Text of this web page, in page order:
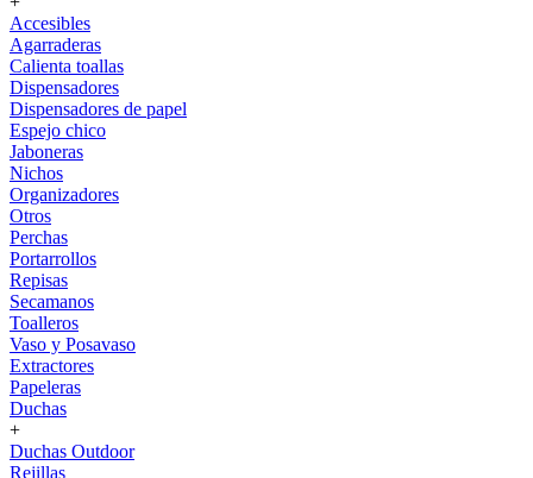
Accesibles
Agarraderas
Calienta toallas
Dispensadores
Dispensadores de papel
Espejo chico
Jaboneras
Nichos
Organizadores
Otros
Perchas
Portarrollos
Repisas
Secamanos
Toalleros
Vaso y Posavaso
Extractores
Papeleras
Duchas
+
Duchas Outdoor
Rejillas